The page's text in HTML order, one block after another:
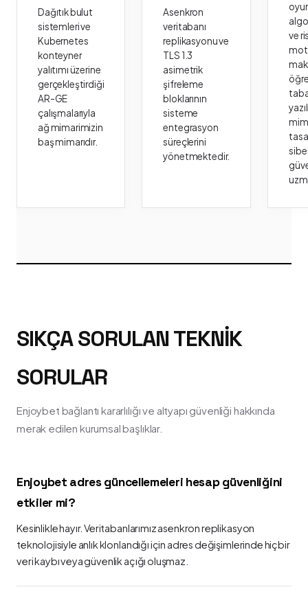
Dağıtık bulut
sistemleri ve
Kubernetes
konteyner
yalıtımı üzerine
gerçekleştirdiği
AR-GE
çalışmalarıyla
ağ mimarimizin
baş mimarıdır.
Asenkron
veritabanı
replikasyonu ve
TLS 1.3
asimetrik
şifreleme
bloklarının
sisteme
entegrasyon
süreçlerini
yönetmektedir.
ve
SIKÇA SORULAN TEKNIK
SORULAR
Enjoybet bağlantı kararlılığı ve altyapı güvenliği hakkında
merak edilen kurumsal başlıklar.
Enjoybet adres güncellemeleri hesap güvenliğini
etkiler mi?
Kesinlikle hayır. Veritabanlarımız asenkron replikasyon
teknolojisiyle anlık klonlandığı için adres değişimlerinde hiçbir
veri kaybı veya güvenlik açığı oluşmaz.